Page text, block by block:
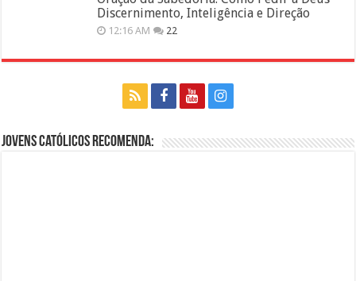
Discernimento, Inteligência e Direção
12:16 AM 22
Jovens Católicos Recomenda: